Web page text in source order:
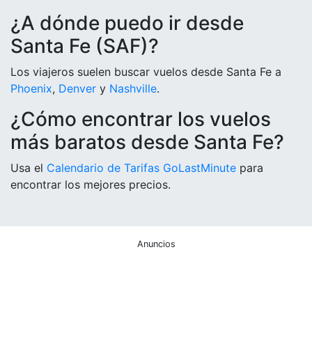
¿A dónde puedo ir desde
Santa Fe (SAF)?
Los viajeros suelen buscar vuelos desde Santa Fe a
Phoenix, Denver y Nashville.
¿Cómo encontrar los vuelos
más baratos desde Santa Fe?
Usa el Calendario de Tarifas GoLastMinute para
encontrar los mejores precios.
Anuncios